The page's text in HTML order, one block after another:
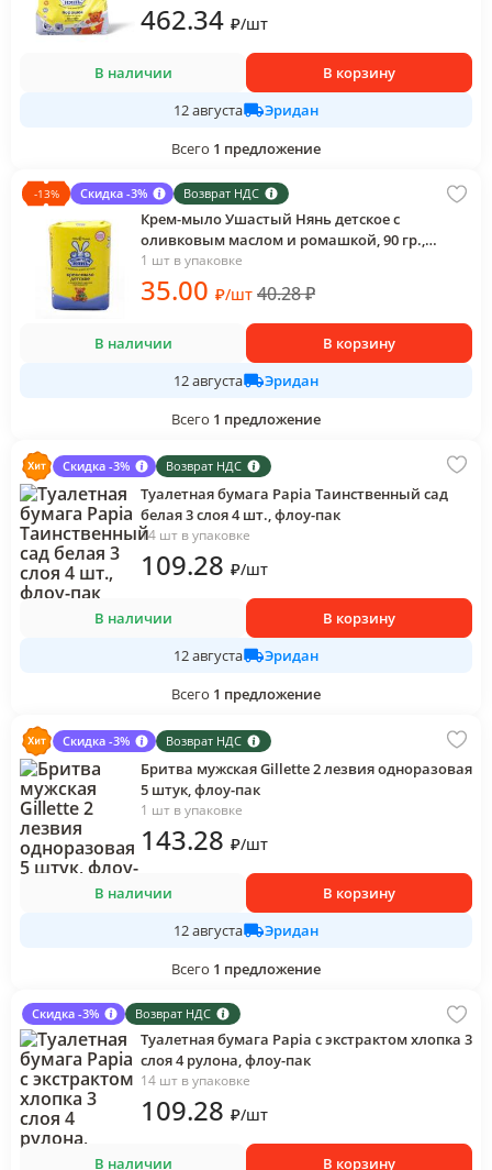
462.34 ₽/шт
В наличии
В корзину
12 августа
Эридан
Всего 1 предложение
-13% Скидка -3% Возврат НДС
Крем-мыло Ушастый Нянь детское с
оливковым маслом и ромашкой, 90 гр.,
обертка
1 шт в упаковке
35.00 ₽/шт 40.28₽
В наличии
В корзину
12 августа
Эридан
Всего 1 предложение
Скидка -3% Возврат НДС
Туалетная бумага Papia Таинственный сад
белая 3 слоя 4 шт., флоу-пак
14 шт в упаковке
109.28 ₽/шт
В наличии
В корзину
12 августа
Эридан
Всего 1 предложение
Скидка -3% Возврат НДС
Бритва мужская Gillette 2 лезвия одноразовая
5 штук, флоу-пак
1 шт в упаковке
143.28 ₽/шт
В наличии
В корзину
12 августа
Эридан
Всего 1 предложение
Скидка -3% Возврат НДС
Туалетная бумага Papia с экстрактом хлопка 3
слоя 4 рулона, флоу-пак
14 шт в упаковке
109.28 ₽/шт
В наличии
В корзину